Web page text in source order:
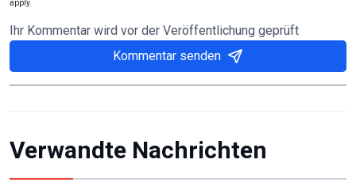
apply.
Ihr Kommentar wird vor der Veröffentlichung geprüft
Kommentar senden
Verwandte Nachrichten